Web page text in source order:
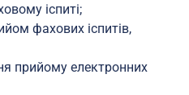
іспиті;
фахових іспитів,
прийому електронних